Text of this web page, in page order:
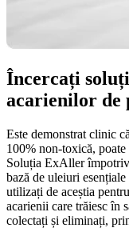
Încercați
acarienilor de
Este demonstrat clinic
100% non-toxică,
Soluția ExAller
bază de uleiuri
utilizați de aceștia
acarienii care trăiesc în
colectați și eliminați,